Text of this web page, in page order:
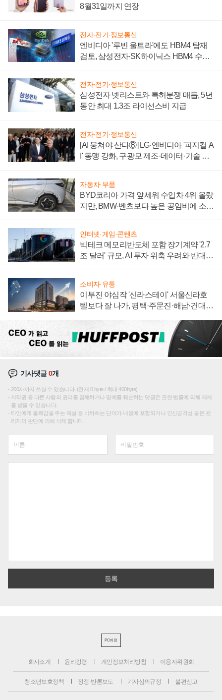
8월31일까지 연장
전자·전기·정보통신
엔비디아 '루빈 울트라'에도 HBM4 탑재
검토, 삼성전자·SK하이닉스 HBM4 수율
전자·전기·정보통신
삼성전자 넷리스트와 특허분쟁 매듭, 5년
동안 최대 1.3조 라이선스비 지급
전자·전기·정보통신
[AI 뭉쳐야 산다⑧] LG·엔비디아 '피지컬 A
I' 동맹 강화, 구광모 제조·데이터·기술 결
자동차·부품
BYD코리아 가격 앞세워 수입차 4위 올랐
지만, BMW·벤츠보다 높은 공임비에 소비
인터넷·게임·콘텐츠
빅테크 메모리반도체 포함 장기계약 '2.7
조 달러' 규모, AI 투자 위축 우려와 반대
소비자·유통
이부진 야심작 '신라스테이' 서울신라호
텔보다 잘 나가, 평택·주문진·해남·건대로
기사댓글0개
200자까지 쓰실 수 있습니다. (현재 0 byte / 최대 400byte)
저작권 등 다른 사람의 권리를 침해하거나 명예를 훼손하는 댓글은 관련 법률에 의해 제재
를 받을 수 있습니다.
타인에게 불쾌감을 주는 욕설 등 비하하는 단어가 내용에 포함되거나 인신공격성 글은 관
리자의 판단에 의해 삭제 합니다.
PC버전
회사소개 윤리강령 개인정보처리방침 이용자위원회
청소년보호정책 정정·반론보도 기사심의규정 불편신고